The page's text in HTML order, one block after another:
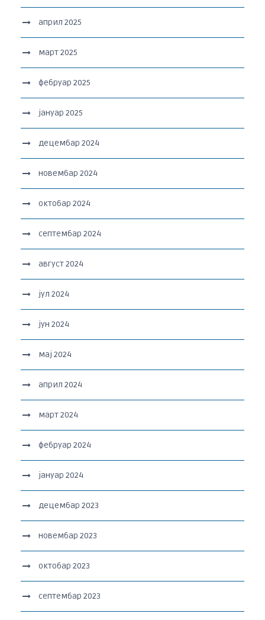
април 2025
март 2025
фебруар 2025
јануар 2025
децембар 2024
новембар 2024
октобар 2024
септембар 2024
август 2024
јул 2024
јун 2024
мај 2024
април 2024
март 2024
фебруар 2024
јануар 2024
децембар 2023
новембар 2023
октобар 2023
септембар 2023